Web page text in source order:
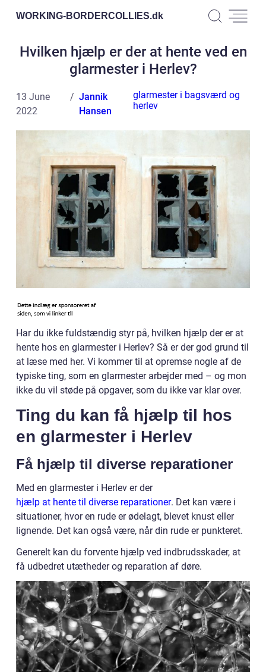
WORKING-BORDERCOLLIES.dk
Hvilken hjælp er der at hente ved en
glarmester i Herlev?
13 June
2022
Jannik
Hansen
glarmester i bagsværd og
herlev
Har du ikke fuldstændig styr på, hvilken hjælp der er at
hente hos en glarmester i Herlev? Så er der god grund til
at læse med her. Vi kommer til at opremse nogle af de
typiske ting, som en glarmester arbejder med – og mon
ikke du vil støde på opgaver, som du ikke var klar over.
Ting du kan få hjælp til hos
en glarmester i Herlev
Få hjælp til diverse reparationer
Med en glarmester i Herlev er der
hjælp at hente til diverse reparationer. Det kan være i
situationer, hvor en rude er ødelagt, blevet knust eller
lignende. Det kan også være, når din rude er punkteret.
Generelt kan du forvente hjælp ved indbrudsskader, at
få udbedret utætheder og reparation af døre.